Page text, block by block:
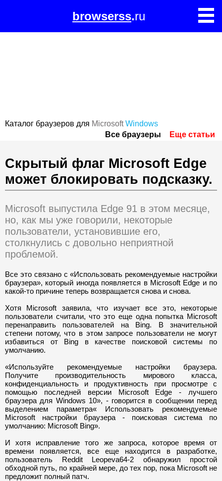
browserss.ru
Каталог браузеров для Microsoft Windows
Все браузеры
Еще статьи
Скрытый флаг Microsoft Edge
может блокировать подсказку.
Microsoft выпустила Edge 91 в этом месяце,
но, как мы уже говорили, некоторые
пользователи, установившие его,
столкнулись с довольно неприятной
проблемой.
Все это связано с «Использовать рекомендуемые настройки
браузера», который иногда появляется в Microsoft Edge и по
какой-то причине теперь возвращается снова и снова.
Хотя Microsoft заявила, что изучает все это, некоторые
пользователи считали, что это еще одна попытка Microsoft
перенаправить пользователей на Bing. В значительной
степени потому, что в этом запросе пользователи не могут
избавиться от Bing в качестве поисковой системы по
умолчанию.
«Используйте рекомендуемые настройки браузера.
Получите производительность мирового класса,
конфиденциальность и продуктивность при просмотре с
помощью последней версии Microsoft Edge - лучшего
браузера для Windows 10», - говорится в сообщении перед
выделением параметра« Использовать рекомендуемые
Microsoft настройки браузера - поисковая система по
умолчанию: Microsoft Bing».
И хотя исправление того же запроса, которое время от
времени появляется, все еще находится в разработке,
пользователь Reddit Leopeva64-2 обнаружил простой
обходной путь, по крайней мере, до тех пор, пока Microsoft не
предложит полный патч.